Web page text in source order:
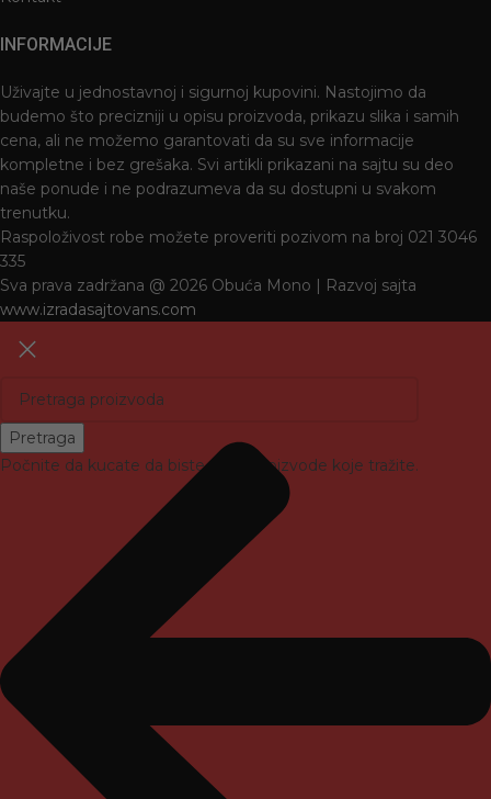
INFORMACIJE
Uživajte u jednostavnoj i sigurnoj kupovini. Nastojimo da
budemo što precizniji u opisu proizvoda, prikazu slika i samih
cena, ali ne možemo garantovati da su sve informacije
kompletne i bez grešaka. Svi artikli prikazani na sajtu su deo
naše ponude i ne podrazumeva da su dostupni u svakom
trenutku.
Raspoloživost robe možete proveriti pozivom na broj 021 3046
335
Sva prava zadržana @ 2026 Obuća Mono | Razvoj sajta
www.izradasajtovans.com
Pretraga
Počnite da kucate da biste videli proizvode koje tražite.